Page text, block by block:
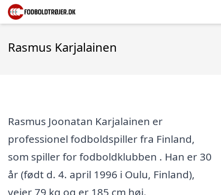
Rasmus Karjalainen
Rasmus Joonatan Karjalainen er
professionel fodboldspiller fra Finland,
som spiller for fodboldklubben . Han er 30
år (født d. 4. april 1996 i Oulu, Finland),
vejer 79 kg og er 185 cm høj.